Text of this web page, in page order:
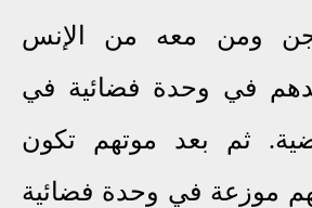
ومن معه من الإنس
في وحدة فضائية في
ثم بعد موتهم تكون
موزعة في وحدة فضائية